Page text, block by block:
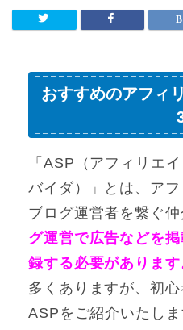
おすすめのアフィ
「ASP（アフィリエ
バイダ）」とは、ア
ブログ運営者を繋ぐ仲
グ運営で広告などを
録する必要があります
多くありますが、初
ASPをご紹介いたしま